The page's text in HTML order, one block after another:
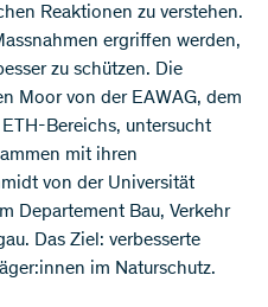
Reaktionen zu verstehen.
ergriffen werden,
zu schützen. Die
Moor von der EAWAG, dem
Bereichs, untersucht
mit ihren
von der Universität
Departement Bau, Verkehr
Das Ziel: verbesserte
im Naturschutz.